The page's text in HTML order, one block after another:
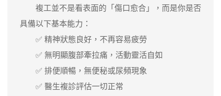
複工並不是看表面的「傷口愈合」，而是你是否
具備以下基本能力：
✅ 精神狀態良好，不再容易疲勞
✅ 無明顯腹部牽拉痛，活動靈活自如
✅ 排便順暢，無便秘或尿頻現象
✅ 醫生複診評估一切正常